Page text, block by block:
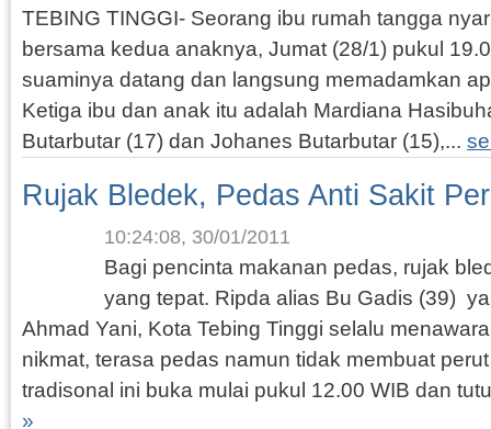
TEBING TINGGI- Seorang ibu rumah tangga
bersama kedua anaknya, Jumat (28/1) pukul
suaminya datang dan langsung memadamkan
Ketiga ibu dan anak itu adalah Mardiana
Butarbutar (17) dan Johanes Butarbutar (15),...
Rujak Bledek, Pedas Anti Sakit
10:24:08, 30/01/2011
Bagi pencinta makanan pedas, rujak
yang tepat. Ripda alias Bu Gadis (39)
Ahmad Yani, Kota Tebing Tinggi selalu
nikmat, terasa pedas namun tidak membuat
tradisonal ini buka mulai pukul 12.00 WIB dan
»